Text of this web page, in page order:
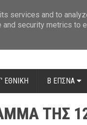
ΕΘΝΙΚΗ Β ΕΠΣΝΑ
ΤΗΣ
services and to
security metrics to